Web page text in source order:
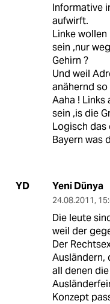
Informative
aufwirft.
Linke
sein ,nur
Gehirn ?
Und weil
anähernd
Aaha ! Links
sein ,is die
Logisch
Bayern was
YD Yeni Dünya
24.08.2011,
Die leute
weil der
Der
Ausländern,
all denen
Konzept